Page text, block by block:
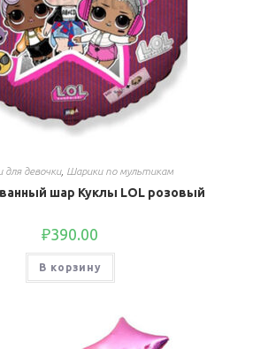
для девочки, Шарики по мультикам
шар Куклы LOL розовый
₽390.00
В корзину